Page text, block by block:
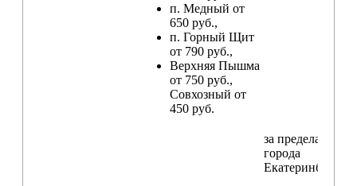
п. Медный от
650 руб.,
п. Горный Щит
от 790 руб.,
Верхняя Пышма
от 750 руб.,
Совхозный от
450 руб.
за пределами
города
Екатеринбург